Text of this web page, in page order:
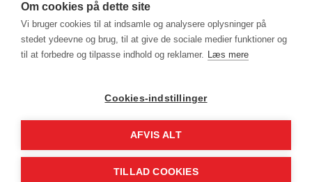
Fredag: 10.30 - 17.30
Lørdag: 10.00 - 13.00
©2025 - Fun Sport ApS drevet af MM Sports Trading ApS
Om cookies på dette site
Vi bruger cookies til at indsamle og analysere oplysninger på
stedet ydeevne og brug, til at give de sociale medier funktioner og
til at forbedre og tilpasse indhold og reklamer. Læs mere
Cookies-indstillinger
AFVIS ALT
TILLAD COOKIES